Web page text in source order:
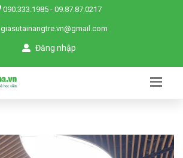
090.333.1985 - 09.87.87.0217
giasutainangtre.vn@gmail.com
Đăng nhập